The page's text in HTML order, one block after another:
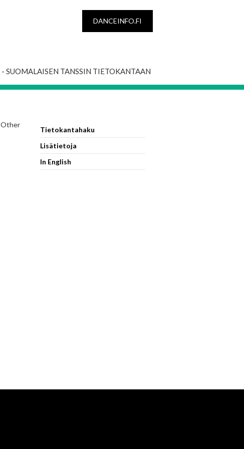
DANCEINFO.FI
- SUOMALAISEN TANSSIN TIETOKANTAAN
Other
Tietokantahaku
Lisätietoja
In English